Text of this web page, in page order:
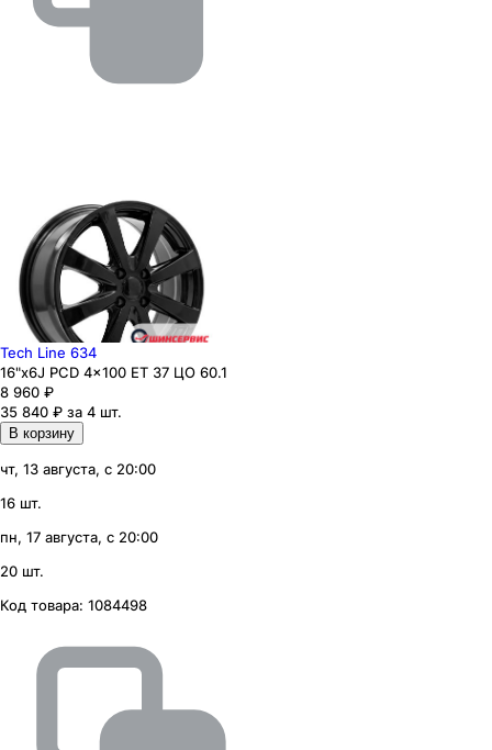
Tech Line 634
16"x6J PCD 4x100 ЕТ 37 ЦО 60.1
8 960 ₽
35 840 ₽ за 4 шт.
В корзину
чт, 13 августа, с 20:00
16 шт.
пн, 17 августа, с 20:00
20 шт.
Код товара: 1084498